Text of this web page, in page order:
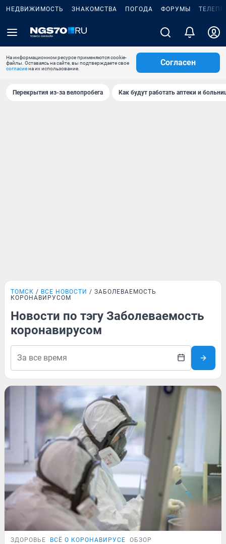
НЕДВИЖИМОСТЬ ЗНАКОМСТВА ПОГОДА ФОРУМЫ
На информационном ресурсе применяются cookie-
файлы. Оставаясь на сайте, вы подтверждаете свое
согласиена их использование.
Согласен
Перекрытия из-за велопробега Как будут работать аптеки и
ТОМСК ВСЕ НОВОСТИ
ЗАБОЛЕВАЕМОСТЬ
КОРОНАВИРУСОМ
Новости по тэгу Заболеваемость
коронавирусом
ЗДОРОВЬЕ ВСЁ О КОРОНАВИРУСЕ ОБЗОР